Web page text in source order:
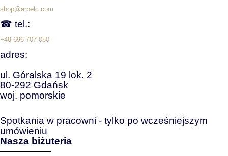
shop@arpelc.com
☎ tel.:
+48 696 707 050
adres:
ul. Góralska 19 lok. 2
80-292 Gdańsk
woj. pomorskie
Spotkania w pracowni - tylko po wcześniejszym
umówieniu
Nasza biżuteria